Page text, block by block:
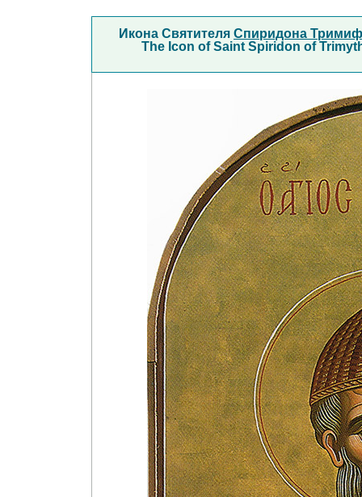
Икона Святителя Спиридона
The Icon of Saint Spiridon of